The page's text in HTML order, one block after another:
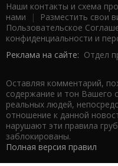
Наши контакты и схема
нами | Разместить свои
Пользовательское
конфиденциальности и
Реклама на сайте: Отдел
Оставляя комментарий,
содержание и тон Вашего
реальных людей,
отношение к данной
нарушают эти правила
заблокированы.
Полная версия правил